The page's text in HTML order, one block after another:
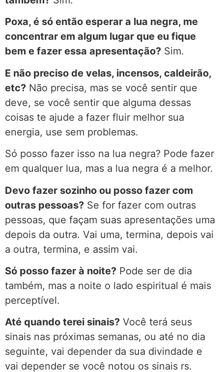
Poxa, é só então esperar a lua negra, me
concentrar em algum lugar que eu fique
bem e fazer essa apresentação? Sim.
E não preciso de velas, incensos, caldeirão,
etc? Não precisa, mas se você sentir que
deve, se você sentir que alguma dessas
coisas te ajude a fazer fluir melhor sua
energia, use sem problemas.
Só posso fazer isso na lua negra? Pode fazer
em qualquer lua, mas a lua negra é a melhor.
Devo fazer sozinho ou posso fazer com
outras pessoas? Se for fazer com outras
pessoas, que façam suas apresentações uma
depois da outra. Vai uma, termina, depois vai
a outra, termina, e assim vai.
Só posso fazer à noite? Pode ser de dia
também, mas a noite o lado espiritual é mais
perceptível.
Até quando terei sinais? Você terá seus
sinais nas próximas semanas, ou até no dia
seguinte, vai depender da sua divindade e
vai depender se você notou os sinais rs.